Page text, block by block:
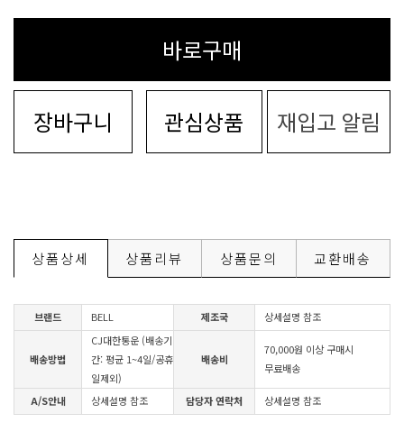
바로구매
장바구니 관심상품 재입고 알림
상품상세 상품리뷰 상품문의 교환배송
브랜드 BELL 제조국 상세설명 참조
배송방법
CJ대한통운 (배송기
간: 평균 1~4일/공휴
일제외)
배송비
70,000원 이상 구매시
무료배송
A/S안내 상세설명 참조 담당자 연락처 상세설명 참조